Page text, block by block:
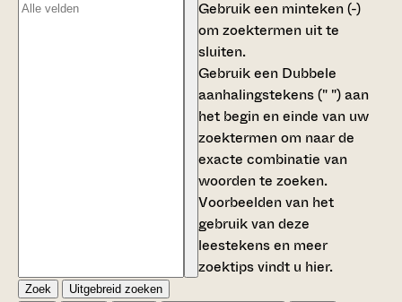
Gebruik een minteken (-)
om zoektermen uit te
sluiten.
Gebruik een Dubbele
aanhalingstekens (" ")aan
het begin en einde van uw
zoektermen om naar de
exacte combinatie van
woorden te zoeken.
Voorbeelden van het
gebruik van deze
leestekens en meer
zoektips vindt u hier.
Zoek
Uitgebreid zoeken